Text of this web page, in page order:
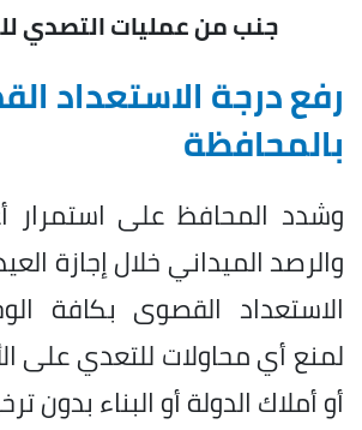
جنب من عمليات التصدي
رفع درجة الاستعداد
بالمحافظة
وشدد المحافظ على استمرار
والرصد الميداني خلال إجازة
الاستعداد القصوى بكافة
لمنع أي محاولات للتعدي على
أو أملاك الدولة أو البناء بدون